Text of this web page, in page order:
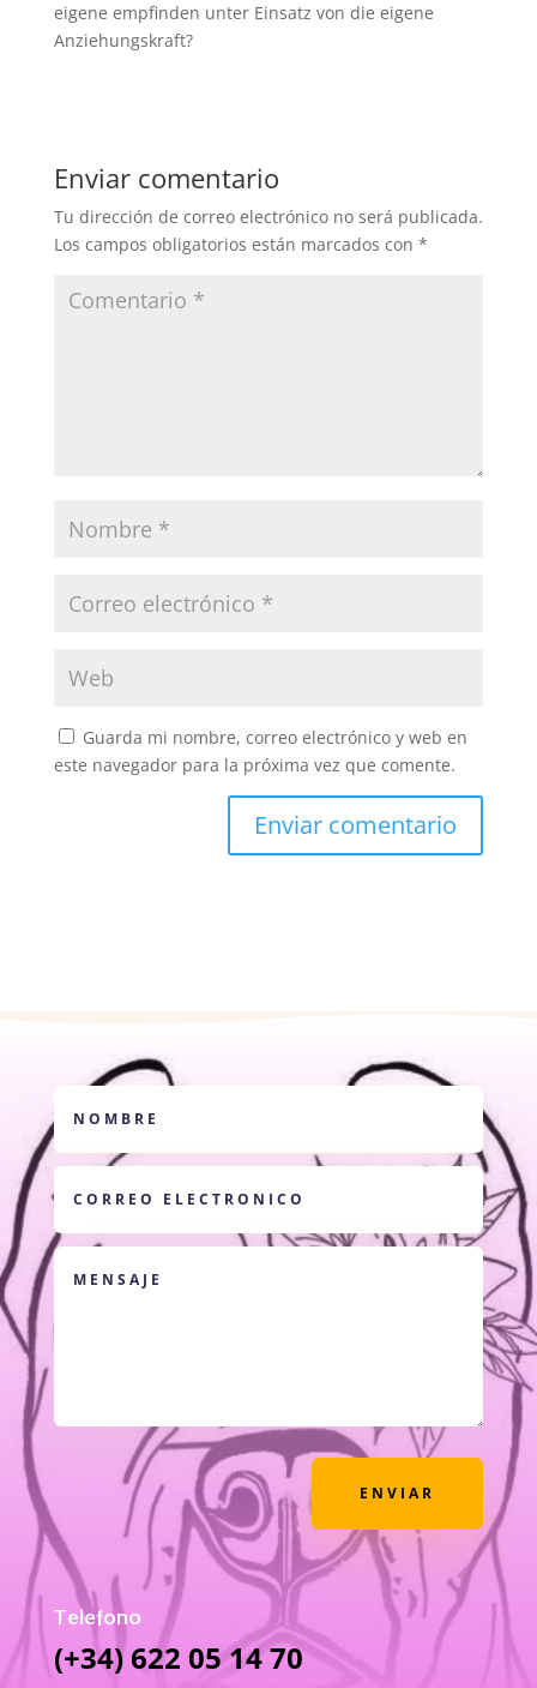
eigene empfinden unter Einsatz von die eigene
Anziehungskraft?
Enviar comentario
Tu dirección de correo electrónico no será publicada.
Los campos obligatorios están marcados con *
Guarda mi nombre, correo electrónico y web en
este navegador para la próxima vez que comente.
ENVIAR
Telefono
(+34) 622 05 14 70